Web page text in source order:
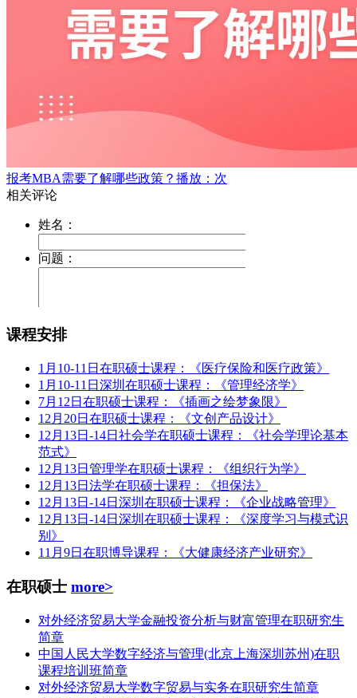
报考MBA需要了解哪些政策？ 播放：次
课程安排
1月10-11日在职硕士课程：《医疗保险和医疗政策》
1月10-11日深圳在职硕士课程：《管理经济学》
7月12日在职硕士课程：《插画之绘梦象限》
12月20日在职硕士课程：《文创产品设计》
12月13日-14日社会学在职硕士课程：《社会学理论基本
范式》
12月13日管理学在职硕士课程：《组织行为学》
12月13日法学在职硕士课程：《担保法》
12月13日-14日深圳在职硕士课程：《企业战略管理》
12月13日-14日深圳在职硕士课程：《深度学习与模式识
别》
11月9日在职博导课程：《大健康经济产业研究》
在职硕士 more>
对外经济贸易大学金融投资分析与财富管理在职研究生
简章
中国人民大学数字经济与管理(北京上海深圳苏州)在职
课程培训班简章
对外经济贸易大学数字贸易与实务在职研究生简章